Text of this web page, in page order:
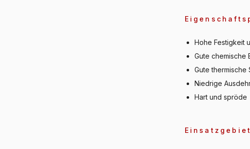
Hohe Festigkeit
Gute chemische
Gute thermische
Niedrige
Hart und spröde